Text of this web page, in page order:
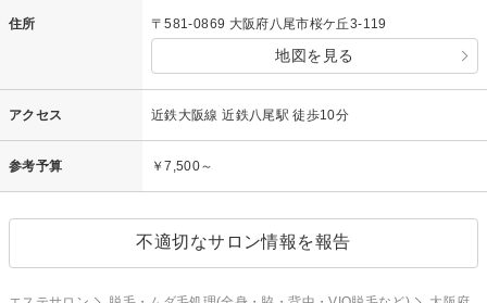
住所 〒581-0869 大阪府八尾市桜ケ丘3-119
地図を見る
アクセス 近鉄大阪線 近鉄八尾駅 徒歩10分
参考予算 ￥7,500～
不適切なサロン情報を報告